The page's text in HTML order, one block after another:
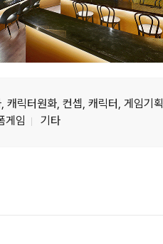
캐릭터원화, 컨셉, 캐릭터, 게임기획
게임 기타